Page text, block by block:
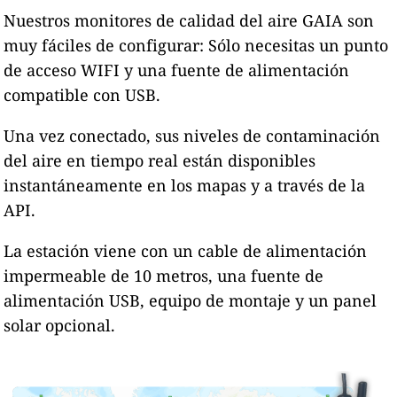
Nuestros monitores de calidad del aire GAIA son
muy fáciles de configurar: Sólo necesitas un punto
de acceso WIFI y una fuente de alimentación
compatible con USB.
Una vez conectado, sus niveles de contaminación
del aire en tiempo real están disponibles
instantáneamente en los mapas y a través de la
API.
La estación viene con un cable de alimentación
impermeable de 10 metros, una fuente de
alimentación USB, equipo de montaje y un panel
solar opcional.